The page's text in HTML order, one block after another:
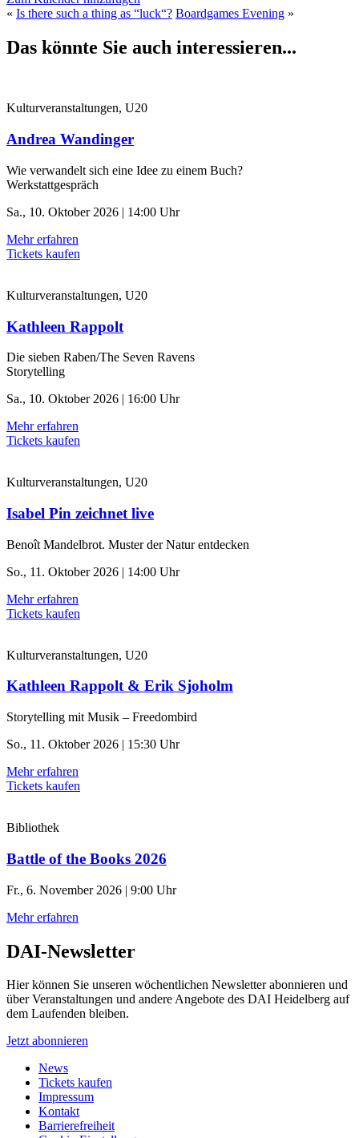
« Is there such a thing as “luck“? Boardgames Evening »
Das könnte Sie auch interessieren...
Kulturveranstaltungen, U20
Andrea Wandinger
Wie verwandelt sich eine Idee zu einem Buch?
Werkstattgespräch
Sa., 10. Oktober 2026 | 14:00 Uhr
Mehr erfahren
Tickets kaufen
Kulturveranstaltungen, U20
Kathleen Rappolt
Die sieben Raben/The Seven Ravens
Storytelling
Sa., 10. Oktober 2026 | 16:00 Uhr
Mehr erfahren
Tickets kaufen
Kulturveranstaltungen, U20
Isabel Pin zeichnet live
Benoît Mandelbrot. Muster der Natur entdecken
So., 11. Oktober 2026 | 14:00 Uhr
Mehr erfahren
Tickets kaufen
Kulturveranstaltungen, U20
Kathleen Rappolt & Erik Sjoholm
Storytelling mit Musik – Freedombird
So., 11. Oktober 2026 | 15:30 Uhr
Mehr erfahren
Tickets kaufen
Bibliothek
Battle of the Books 2026
Fr., 6. November 2026 | 9:00 Uhr
Mehr erfahren
DAI-Newsletter
Hier können Sie unseren wöchentlichen Newsletter abonnieren und
über Veranstaltungen und andere Angebote des DAI Heidelberg auf
dem Laufenden bleiben.
Jetzt abonnieren
News
Tickets kaufen
Impressum
Kontakt
Barrierefreiheit